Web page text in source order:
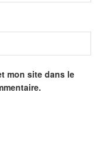
mon site dans le